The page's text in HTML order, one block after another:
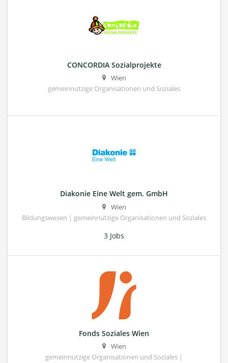
CONCORDIA Sozialprojekte
Wien
gemeinnützige Organisationen und Soziales
Diakonie Eine Welt gem. GmbH
Wien
Bildungswesen | gemeinnützige Organisationen und Soziales
3 Jobs
Fonds Soziales Wien
Wien
gemeinnützige Organisationen und Soziales |